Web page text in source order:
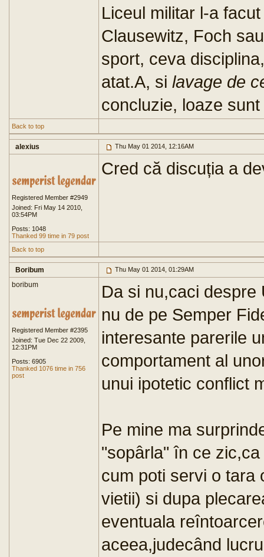
Liceul militar l-a
Clausewitz, Foch
sport, ceva
atat.A, si lavage de
concluzie, loaze
Back to top
alexius Thu May 01 2014, 12:16AM
Registered Member #2949
Joined: Fri May 14 2010,
03:54PM
Posts: 1048
Thanked 99 time in 79 post
Cred că discuția a
Back to top
Boribum Thu May 01 2014, 01:29AM
boribum
Registered Member #2395
Joined: Tue Dec 22 2009,
12:31PM
Posts: 6905
Thanked 1076 time in 756
post
Da si nu,caci
nu de pe Semper
interesante parerile
comportament al
unui ipotetic conflict
Pe mine ma
"sopârla" în ce
cum poti servi o tara
vietii) si dupa
eventuala
aceea,judecând